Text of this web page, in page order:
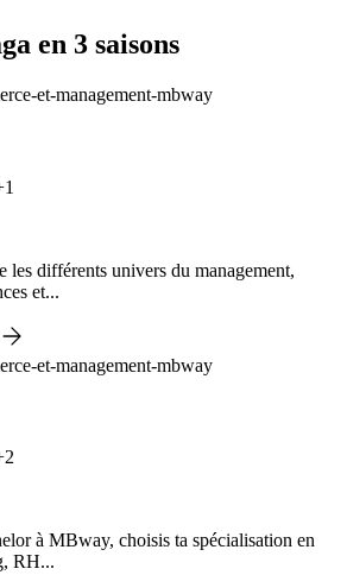
en 3 saisons
les différents univers du management,
et...
à MBway, choisis ta spécialisation en
RH...